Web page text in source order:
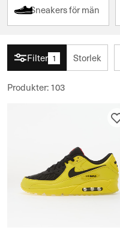
Sneakers för män
Filter 1 Storlek
Produkter: 103